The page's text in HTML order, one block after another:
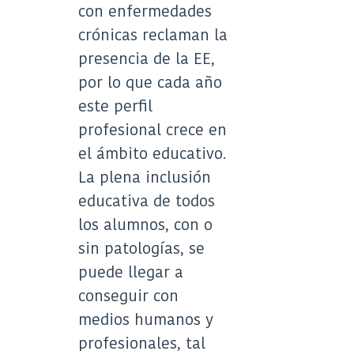
con enfermedades
crónicas reclaman la
presencia de la EE,
por lo que cada año
este perfil
profesional crece en
el ámbito educativo.
La plena inclusión
educativa de todos
los alumnos, con o
sin patologías, se
puede llegar a
conseguir con
medios humanos y
profesionales, tal